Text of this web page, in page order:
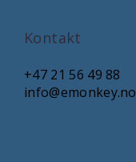
Kontakt
+47 21 56 49 88
info@emonkey.no